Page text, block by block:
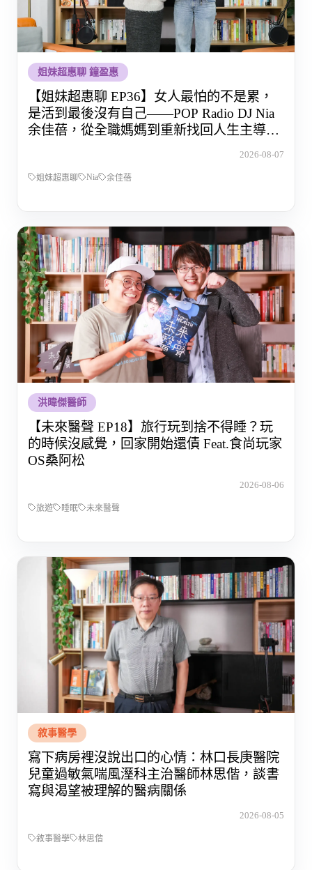
姐妹超惠聊 鐘盈惠
【姐妹超惠聊 EP36】女人最怕的不是累，
是活到最後沒有自己——POP Radio DJ Nia
余佳蓓，從全職媽媽到重新找回人生主導權
2026-08-07
姐妹超惠聊 Nia 余佳蓓
洪暐傑醫師
【未來醫聲 EP18】旅行玩到捨不得睡？玩
的時候沒感覺，回家開始還債 Feat.食尚玩家
OS桑阿松
2026-08-06
旅遊 睡眠 未來醫聲
敘事醫學
寫下病房裡沒說出口的心情：林口長庚醫院
兒童過敏氣喘風溼科主治醫師林思偕，談書
寫與渴望被理解的醫病關係
2026-08-05
敘事醫學 林思偕